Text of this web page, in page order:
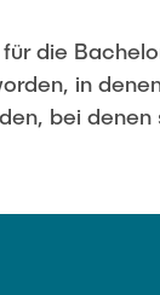
die
in
bei